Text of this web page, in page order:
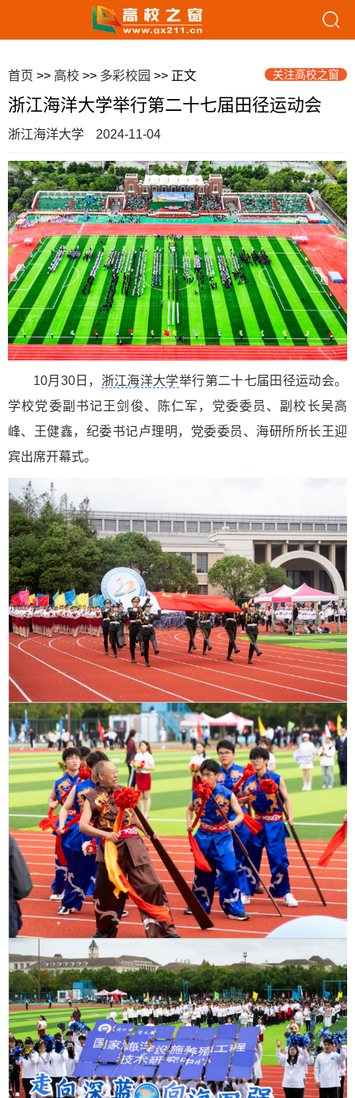
首页 >> 高校 >> 多彩校园 >> 正文 关注高校之窗
浙江海洋大学举行第二十七届田径运动会
浙江海洋大学 2024-11-04
10月30日， 浙江海洋大学举行第二十七届田径运动会。
学校党委副书记王剑俊、陈仁军，党委委员、副校长吴高
峰、王健鑫，纪委书记卢理明，党委委员、海研所所长王迎
宾出席开幕式。